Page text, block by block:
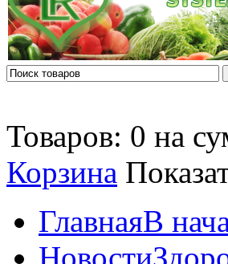
Товаров: 0 на
Корзина
ГлавнаяВ